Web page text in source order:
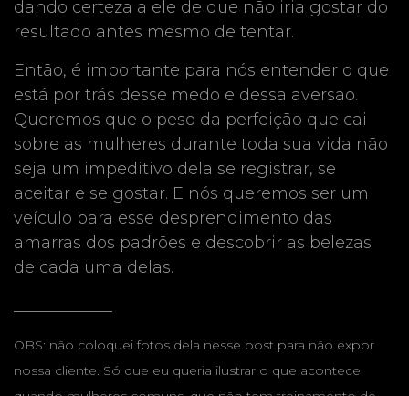
dando certeza a ele de que não iria gostar do
resultado antes mesmo de tentar.
Então, é importante para nós entender o que
está por trás desse medo e dessa aversão.
Queremos que o peso da perfeição que cai
sobre as mulheres durante toda sua vida não
seja um impeditivo dela se registrar, se
aceitar e se gostar. E nós queremos ser um
veículo para esse desprendimento das
amarras dos padrões e descobrir as belezas
de cada uma delas.
OBS: não coloquei fotos dela nesse post para não expor
nossa cliente. Só que eu queria ilustrar o que acontece